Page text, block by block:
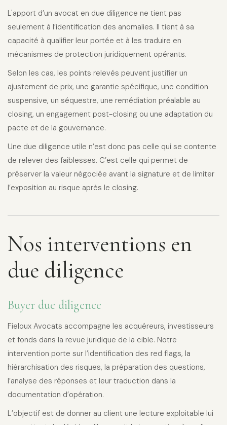
L'apport d’un avocat en due diligence ne tient pas
seulement à l’identification des anomalies. Il tient à sa
capacité à qualifier leur portée et à les traduire en
mécanismes de protection juridiquement opérants.
Selon les cas, les points relevés peuvent justifier un
ajustement de prix, une garantie spécifique, une condition
suspensive, un séquestre, une remédiation préalable au
closing, un engagement post-closing ou une adaptation du
pacte et de la gouvernance.
Une due diligence utile n’est donc pas celle qui se contente
de relever des faiblesses. C’est celle qui permet de
préserver la valeur négociée avant la signature et de limiter
l’exposition au risque après le closing.
Nos interventions en
due diligence
Buyer due diligence
Fieloux Avocats accompagne les acquéreurs, investisseurs
et fonds dans la revue juridique de la cible. Notre
intervention porte sur l’identification des red flags, la
hiérarchisation des risques, la préparation des questions,
l’analyse des réponses et leur traduction dans la
documentation d’opération.
L’objectif est de donner au client une lecture exploitable lui